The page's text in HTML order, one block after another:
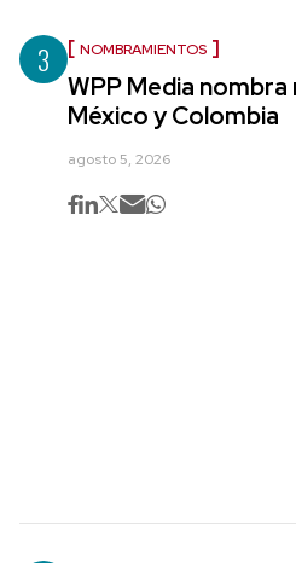
3 NOMBRAMIENTOS
WPP Media
México y Colombia
agosto 5, 2026